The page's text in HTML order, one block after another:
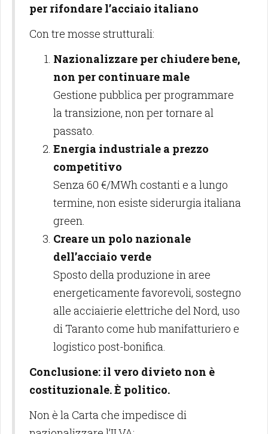
per rifondare l’acciaio italiano
Con tre mosse strutturali:
Nazionalizzare per chiudere bene,
non per continuare male
Gestione pubblica per programmare
la transizione, non per tornare al
passato.
Energia industriale a prezzo
competitivo
Senza 60 €/MWh costanti e a lungo
termine, non esiste siderurgia italiana
green.
Creare un polo nazionale
dell’acciaio verde
Sposto della produzione in aree
energeticamente favorevoli, sostegno
alle acciaierie elettriche del Nord, uso
di Taranto come hub manifatturiero e
logistico post-bonifica.
Conclusione: il vero divieto non è
costituzionale. È politico.
Non è la Carta che impedisce di